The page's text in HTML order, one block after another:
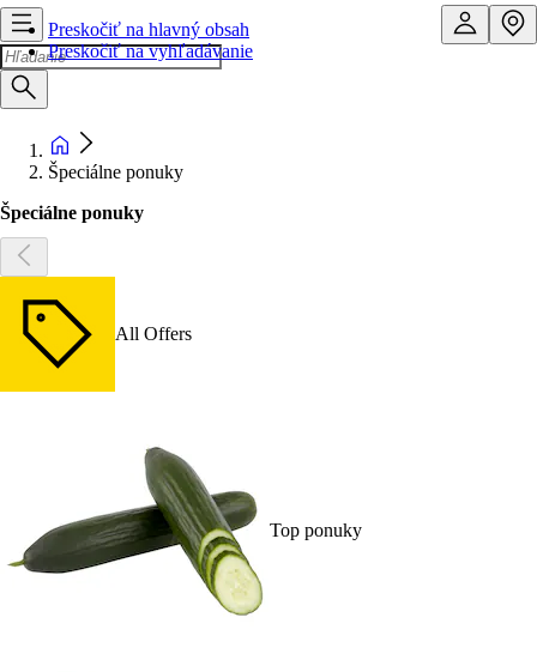
Preskočiť na hlavný obsah
Preskočiť na vyhľadávanie
Špeciálne ponuky
Špeciálne ponuky
All Offers
Top ponuky